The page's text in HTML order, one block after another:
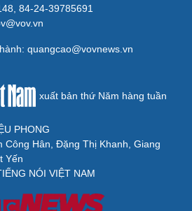
84-24-39785691
quangcao@vovnews.vn
xuất bản thứ Năm hàng tuần
PHONG
Công Hân, Đặng Thị Khanh, Giang
Yến
NÓI VIỆT NAM